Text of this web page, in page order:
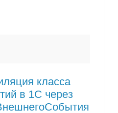
класса
в 1С через